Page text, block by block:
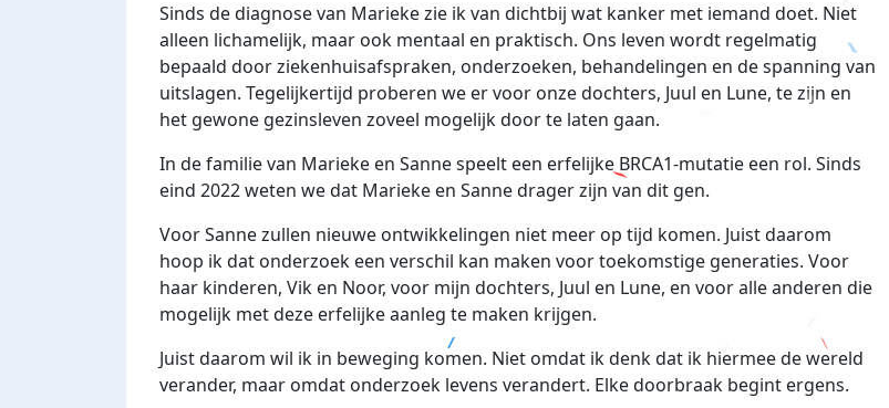
Sinds de diagnose van Marieke zie ik van dichtbij wat kanker met iemand doet. Niet
alleen lichamelijk, maar ook mentaal en praktisch. Ons leven wordt regelmatig
bepaald door ziekenhuisafspraken, onderzoeken, behandelingen en de spanning van
uitslagen. Tegelijkertijd proberen we er voor onze dochters, Juul en Lune, te zijn en
het gewone gezinsleven zoveel mogelijk door te laten gaan.
In de familie van Marieke en Sanne speelt een erfelijke BRCA1-mutatie een rol. Sinds
eind 2022 weten we dat Marieke en Sanne drager zijn van dit gen.
Voor Sanne zullen nieuwe ontwikkelingen niet meer op tijd komen. Juist daarom
hoop ik dat onderzoek een verschil kan maken voor toekomstige generaties. Voor
haar kinderen, Vik en Noor, voor mijn dochters, Juul en Lune, en voor alle anderen die
mogelijk met deze erfelijke aanleg te maken krijgen.
Juist daarom wil ik in beweging komen. Niet omdat ik denk dat ik hiermee de wereld
verander, maar omdat onderzoek levens verandert. Elke doorbraak begint ergens.